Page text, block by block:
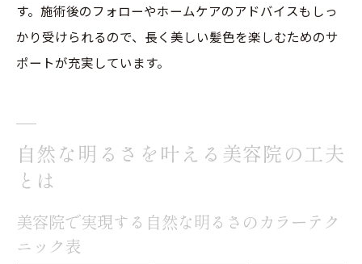
す。施術後のフォローやホームケアのアドバイスもしっ
かり受けられるので、長く美しい髪色を楽しむためのサ
ポートが充実しています。
自然な明るさを叶える美容院の工夫
とは
美容院で実現する自然な明るさのカラーテク
ニック表